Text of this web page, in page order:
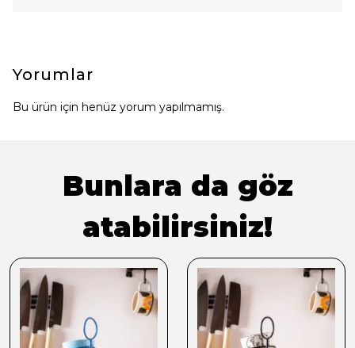
Yorumlar
Bu ürün için henüz yorum yapılmamış.
Bunlara da göz
atabilirsiniz!